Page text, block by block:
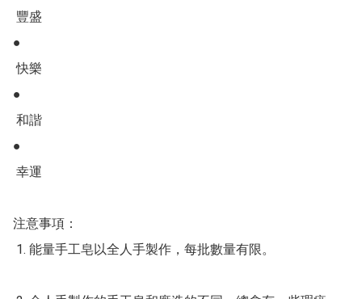
‬‭ 豐盛‬
●
‬‭ 快樂‬
●
‬‭ 和諧‬
●
‬‭ 幸運‬
‭注意事項：
‭ 1. 能量手工皂以全人手製作，每批數量有限。